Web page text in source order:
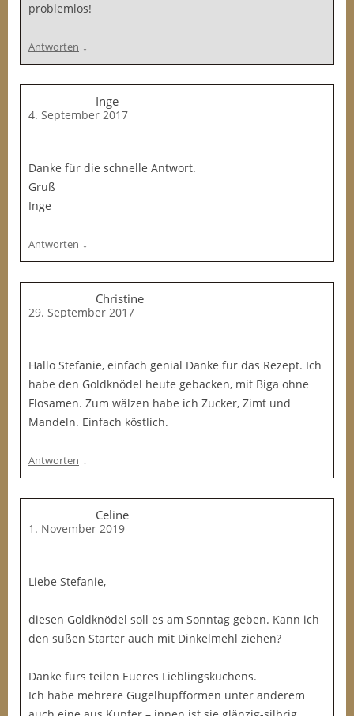
problemlos!
Antworten ↓
Inge
4. September 2017
Danke für die schnelle Antwort.
Gruß
Inge
Antworten ↓
Christine
29. September 2017
Hallo Stefanie, einfach genial Danke für das Rezept. Ich
habe den Goldknödel heute gebacken, mit Biga ohne
Flosamen. Zum wälzen habe ich Zucker, Zimt und
Mandeln. Einfach köstlich.
Antworten ↓
Celine
1. November 2019
Liebe Stefanie,
diesen Goldknödel soll es am Sonntag geben. Kann ich
den süßen Starter auch mit Dinkelmehl ziehen?
Danke fürs teilen Eueres Lieblingskuchens.
Ich habe mehrere Gugelhupfformen unter anderem